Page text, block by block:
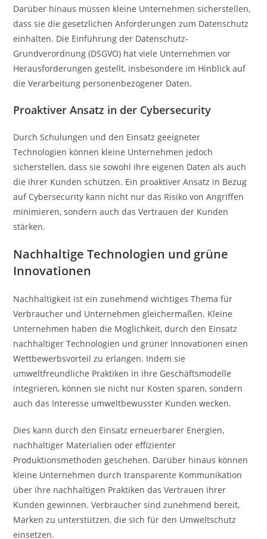
Darüber hinaus müssen kleine Unternehmen sicherstellen,
dass sie die gesetzlichen Anforderungen zum Datenschutz
einhalten. Die Einführung der Datenschutz-
Grundverordnung (DSGVO) hat viele Unternehmen vor
Herausforderungen gestellt, insbesondere im Hinblick auf
die Verarbeitung personenbezogener Daten.
Proaktiver Ansatz in der Cybersecurity
Durch Schulungen und den Einsatz geeigneter
Technologien können kleine Unternehmen jedoch
sicherstellen, dass sie sowohl ihre eigenen Daten als auch
die ihrer Kunden schützen. Ein proaktiver Ansatz in Bezug
auf Cybersecurity kann nicht nur das Risiko von Angriffen
minimieren, sondern auch das Vertrauen der Kunden
stärken.
Nachhaltige Technologien und grüne
Innovationen
Nachhaltigkeit ist ein zunehmend wichtiges Thema für
Verbraucher und Unternehmen gleichermaßen. Kleine
Unternehmen haben die Möglichkeit, durch den Einsatz
nachhaltiger Technologien und grüner Innovationen einen
Wettbewerbsvorteil zu erlangen. Indem sie
umweltfreundliche Praktiken in ihre Geschäftsmodelle
integrieren, können sie nicht nur Kosten sparen, sondern
auch das Interesse umweltbewusster Kunden wecken.
Dies kann durch den Einsatz erneuerbarer Energien,
nachhaltiger Materialien oder effizienter
Produktionsmethoden geschehen. Darüber hinaus können
kleine Unternehmen durch transparente Kommunikation
über ihre nachhaltigen Praktiken das Vertrauen ihrer
Kunden gewinnen. Verbraucher sind zunehmend bereit,
Marken zu unterstützen, die sich für den Umweltschutz
einsetzen.